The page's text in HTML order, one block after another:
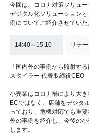
今回は、コロナ対策ソリュ
デジタル化ソリューション
例についてご紹介させていた
14:40～15:10 リテ
「国内外の事例から照射す
スタイラー 代表取締役CEO
小売業はコロナ禍により大き
ECではなく、店舗をデジタ
っており、危機対応でも重
外の事例を紹介し、今後の
します。